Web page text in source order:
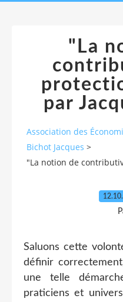
"La
par
Association des
Bichot Jacques >
"La notion de
Saluons cette
définir
une telle
praticiens et